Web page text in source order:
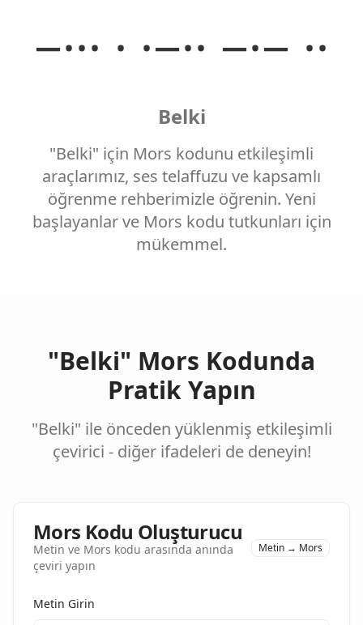
−··· · ·−·· −·− ··
Belki
"Belki" için Mors kodunu etkileşimli
araçlarımız, ses telaffuzu ve kapsamlı
öğrenme rehberimizle öğrenin. Yeni
başlayanlar ve Mors kodu tutkunları için
mükemmel.
"Belki" Mors Kodunda
Pratik Yapın
"Belki" ile önceden yüklenmiş etkileşimli
çevirici - diğer ifadeleri de deneyin!
Mors Kodu Oluşturucu
Metin ve Mors kodu arasında anında
çeviri yapın
Metin → Mors
Metin Girin